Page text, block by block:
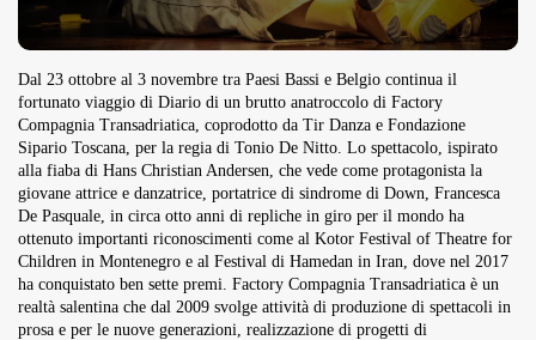
Tarantarte Al Festival De Fès...
Giugno 4, 2026 15 Min
Overdrive Fest A Matino: Il...
Maggio 29, 2026 4 Min
Dal 23 ottobre al 3 novembre tra Paesi Bassi e Belgio continua il
fortunato viaggio di Diario di un brutto anatroccolo di Factory
Compagnia Transadriatica, coprodotto da Tir Danza e Fondazione
Sipario Toscana, per la regia di Tonio De Nitto. Lo spettacolo, ispirato
alla fiaba di Hans Christian Andersen, che vede come protagonista la
giovane attrice e danzatrice, portatrice di sindrome di Down, Francesca
De Pasquale, in circa otto anni di repliche in giro per il mondo ha
ottenuto importanti riconoscimenti come al Kotor Festival of Theatre for
Children in Montenegro e al Festival di Hamedan in Iran, dove nel 2017
ha conquistato ben sette premi. Factory Compagnia Transadriatica è un
realtà salentina che dal 2009 svolge attività di produzione di spettacoli in
prosa e per le nuove generazioni, realizzazione di progetti di